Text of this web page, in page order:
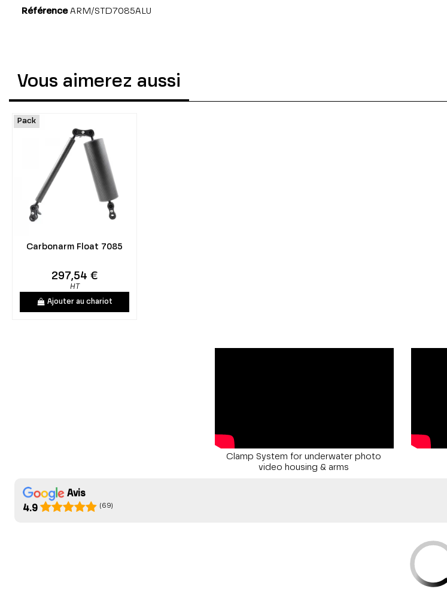
Référence ARM/STD7085ALU
Vous aimerez aussi
Pack
Carbonarm Float 7085
297,54 €
HT
Ajouter au chariot
Clamp System for underwater photo
video housing & arms
Avis
4.9
(69)